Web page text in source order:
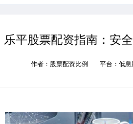
乐平股票配资指南：安
作者：股票配资比例 平台：低